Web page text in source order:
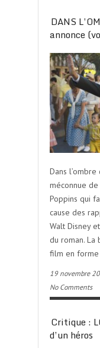
DANS
annonce
Dans
méconnue
Poppins qui
cause des
Walt Disney
du roman. La
film en forme
19 novembre
No Comments
Critique :
d’un héros